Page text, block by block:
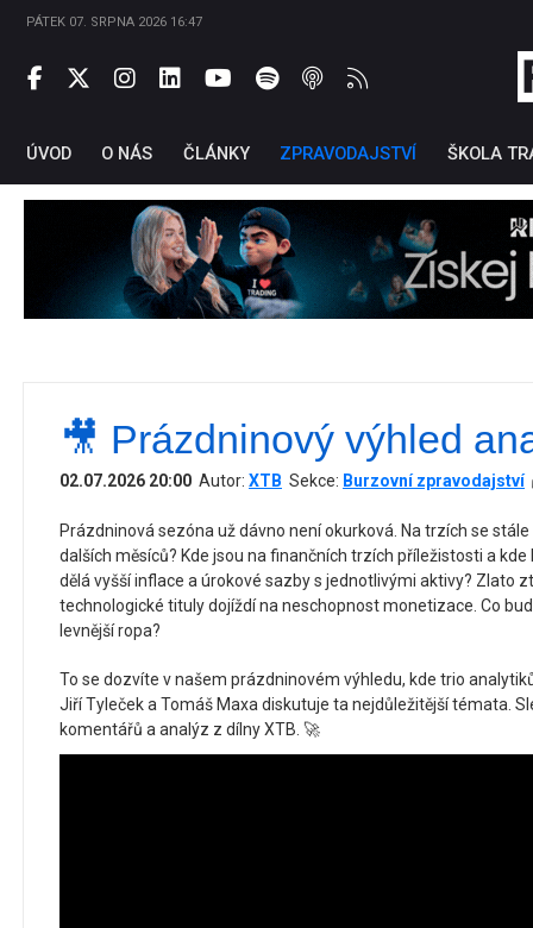
PÁTEK 07. SRPNA 2026 16:47
ÚVOD O NÁS ČLÁNKY ZPRAVODAJSTVÍ ŠKOLA
🎥 Prázdninový výhled
02.07.2026 20:00 Autor: XTB Sekce: Burzovní zpravodajství
Prázdninová sezóna už dávno není okurková. Na trzích se
dalších měsíců? Kde jsou na finančních trzích příležistosti a
dělá vyšší inflace a úrokové sazby s jednotlivými aktivy? Zlato
technologické tituly dojíždí na neschopnost monetizace. Co
levnější ropa?
To se dozvíte v našem prázdninovém výhledu, kde trio
Jiří Tyleček a Tomáš Maxa diskutuje ta nejdůležitější témata.
komentářů a analýz z dílny XTB. 🚀